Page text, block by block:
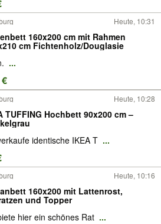
Heute, 10:31
160x200 cm mit Rahmen
cm Fichtenholz/Douglasie
...
Heute, 10:28
TUFFING Hochbett 90x200 cm –
identische IKEA T ...
Heute, 10:16
160x200 mit Lattenrost,
und Topper
hier ein schönes Rat ...